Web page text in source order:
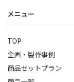
メニュー
TOP
企画・製作事例
商品セットプラン